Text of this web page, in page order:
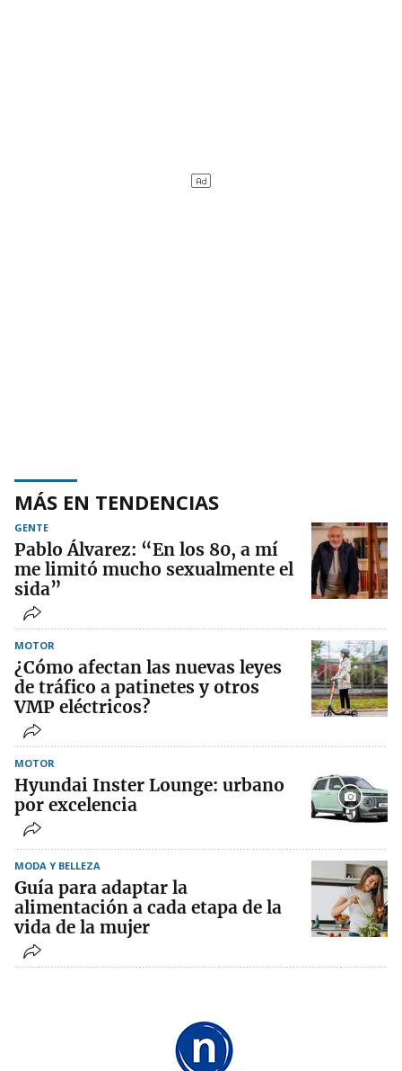
MÁS EN TENDENCIAS
GENTE
Pablo Álvarez: “En los 80, a mí
me limitó mucho sexualmente el
sida”
MOTOR
¿Cómo afectan las nuevas leyes
de tráfico a patinetes y otros
VMP eléctricos?
MOTOR
Hyundai Inster Lounge: urbano
por excelencia
MODA Y BELLEZA
Guía para adaptar la
alimentación a cada etapa de la
vida de la mujer